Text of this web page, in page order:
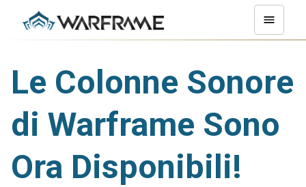
Le Colonne Sonore
di Warframe Sono
Ora Disponibili!